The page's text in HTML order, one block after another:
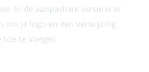
In de aanpasbare versie is er
om je logo en een verwijzing
te voegen.